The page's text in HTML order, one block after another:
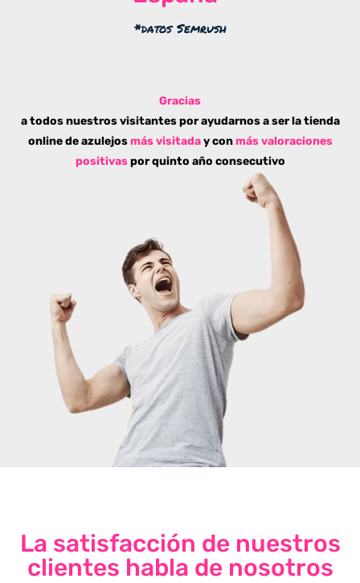
*datos Semrush
Gracias
a todos nuestros visitantes por ayudarnos a ser la tienda
online de azulejos más visitaday conmás valoraciones
positivaspor quinto año consecutivo
La satisfacción de nuestros
clientes habla de nosotros